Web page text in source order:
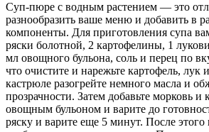
Суп-пюре с водным растением — это
разнообразить ваше меню и добавить в
компоненты. Для приготовления супа
ряски болотной, 2 картофелины, 1
мл овощного бульона, соль и перец по
что очистите и нарежьте картофель, лук
кастрюле разогрейте немного масла и
прозрачности. Затем добавьте морковь и
овощным бульоном и варите до
ряску и варите еще 5 минут. После этого